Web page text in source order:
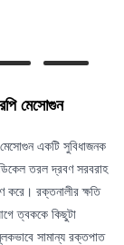
মেসোগুন
মেসোগুন একটি সুবিধাজনক
তরল দ্রবণ সরবরাহ
করে। রক্তনালীর ক্ষতি
ত্বককে কিছুটা
সামান্য রক্তপাত